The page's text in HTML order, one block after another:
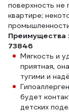
поверхность не
квартире;
Преимущества
73846
Мягкость и
приятная,
тугими и
будет
детских